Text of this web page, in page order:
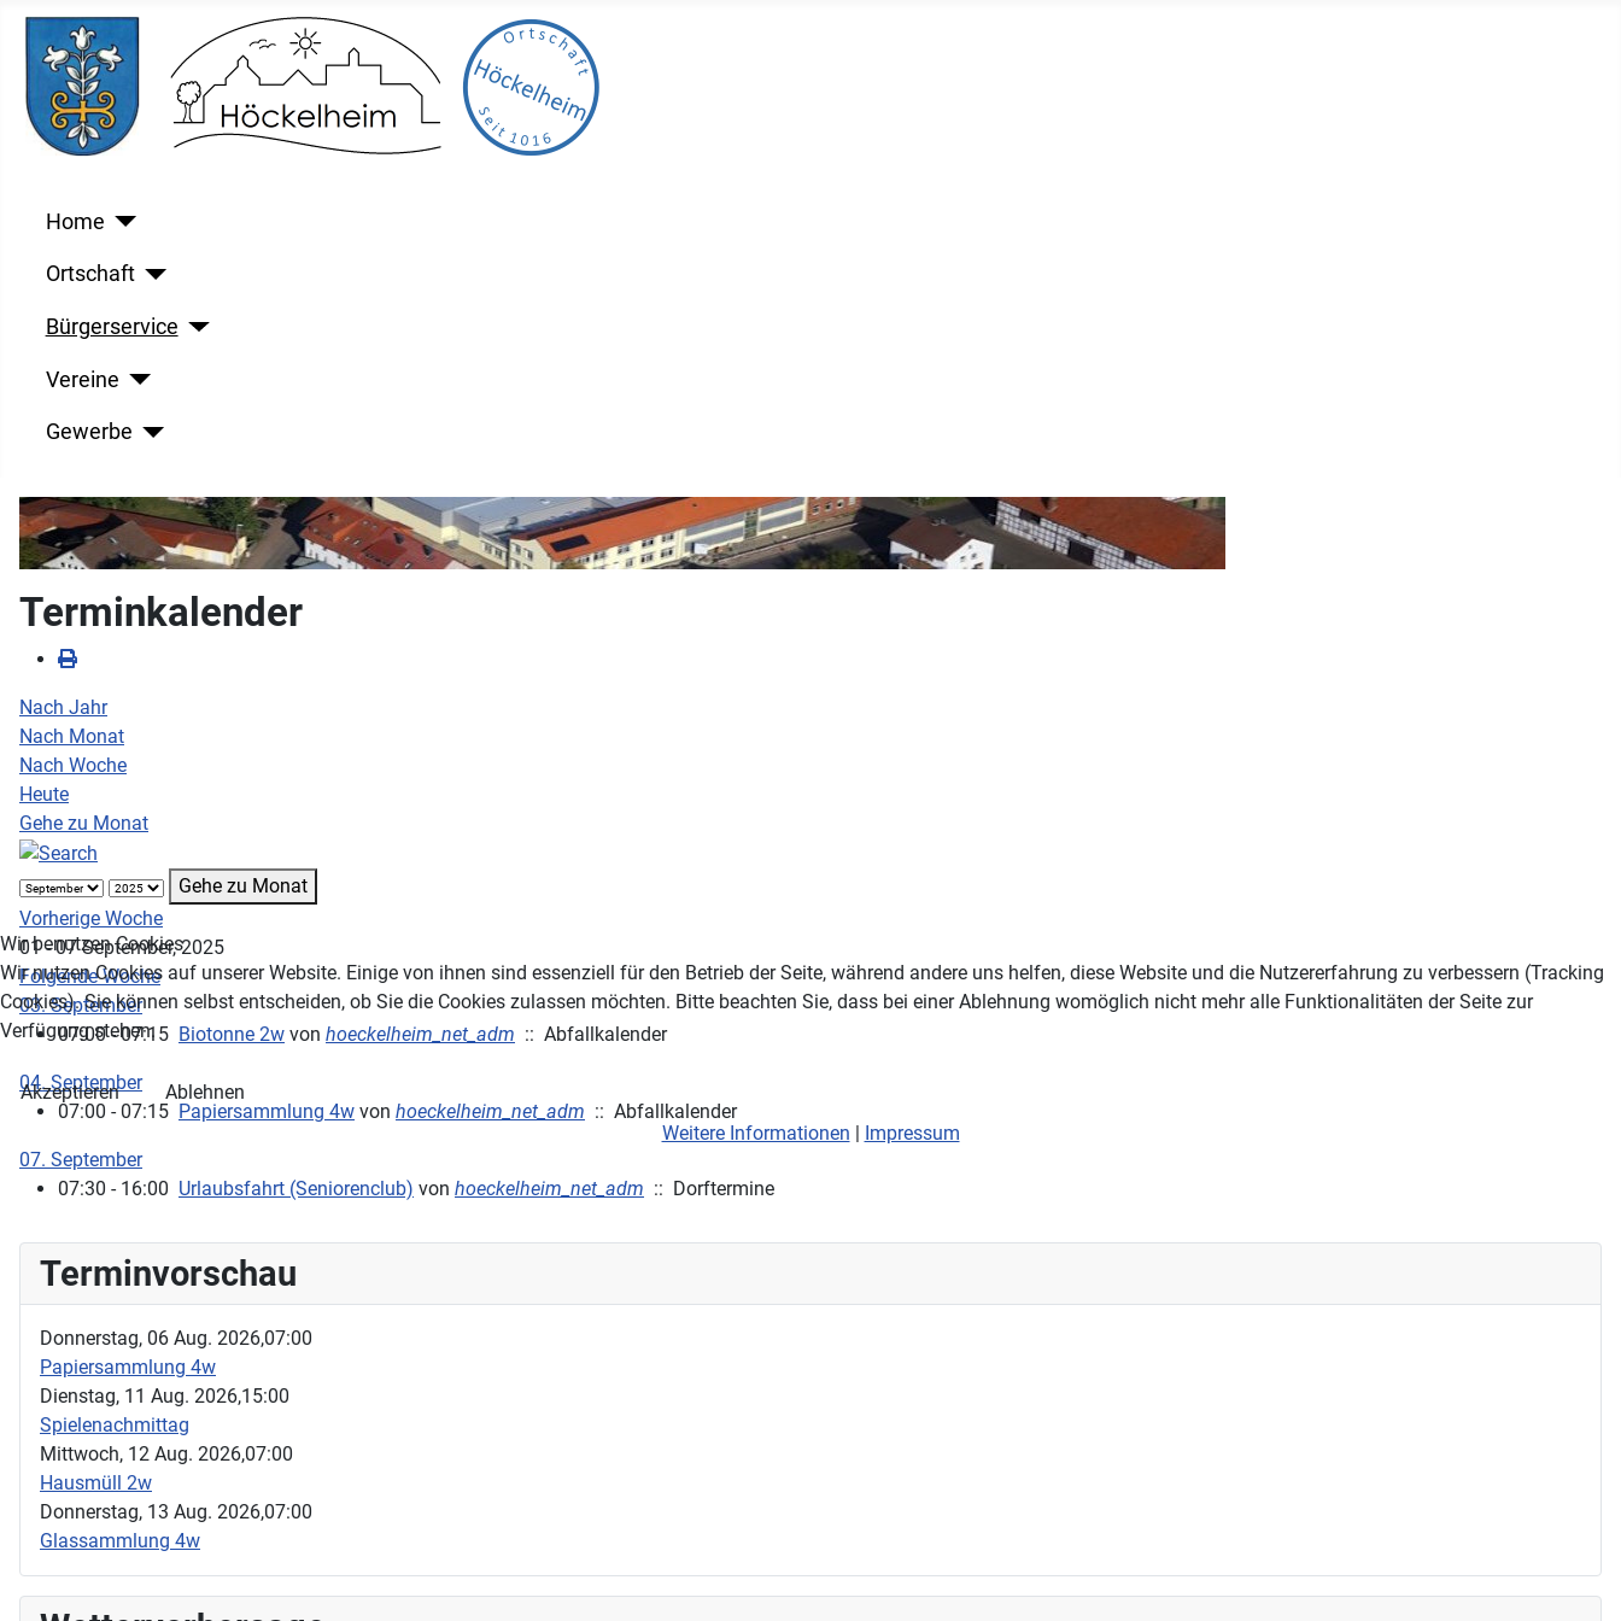
Home
Ortschaft
Bürgerservice
Vereine
Gewerbe
Terminkalender
Nach Jahr
Nach Monat
Nach Woche
Heute
Gehe zu Monat
Gehe zu Monat
Vorherige Woche
01 - 07 September, 2025
Folgende Woche
03. September
07:00 - 07:15 Biotonne 2w von hoeckelheim_net_adm :: Abfallkalender
04. September
07:00 - 07:15 Papiersammlung 4w von hoeckelheim_net_adm :: Abfallkalender
07. September
07:30 - 16:00 Urlaubsfahrt (Seniorenclub) von hoeckelheim_net_adm :: Dorftermine
Terminvorschau
Donnerstag, 06 Aug. 2026,07:00
Papiersammlung 4w
Dienstag, 11 Aug. 2026,15:00
Spielenachmittag
Mittwoch, 12 Aug. 2026,07:00
Hausmüll 2w
Donnerstag, 13 Aug. 2026,07:00
Glassammlung 4w
Wir benutzen Cookies
Wir nutzen Cookies auf unserer Website. Einige von ihnen sind essenziell für den Betrieb der Seite, während andere uns helfen, diese Website und die Nutzererfahrung zu verbessern (Tracking
Cookies). Sie können selbst entscheiden, ob Sie die Cookies zulassen möchten. Bitte beachten Sie, dass bei einer Ablehnung womöglich nicht mehr alle Funktionalitäten der Seite zur
Verfügung stehen.
Akzeptieren
Ablehnen
Weitere Informationen | Impressum